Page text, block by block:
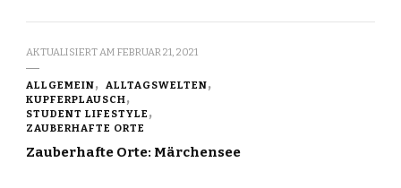
AKTUALISIERT AM FEBRUAR 21, 2021
ALLGEMEIN
ALLTAGSWELTEN
KUPFERPLAUSCH
STUDENT LIFESTYLE
ZAUBERHAFTE ORTE
Zauberhafte Orte: Märchensee